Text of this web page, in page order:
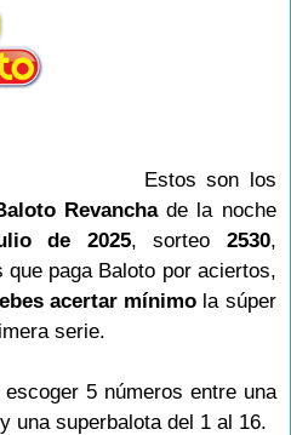
Estos son los
Revanchade la noche
de 2025, sorteo 2530,
paga Baloto por aciertos,
acertar mínimo la súper
serie.
5 números entre una
una superbalota del 1 al 16.